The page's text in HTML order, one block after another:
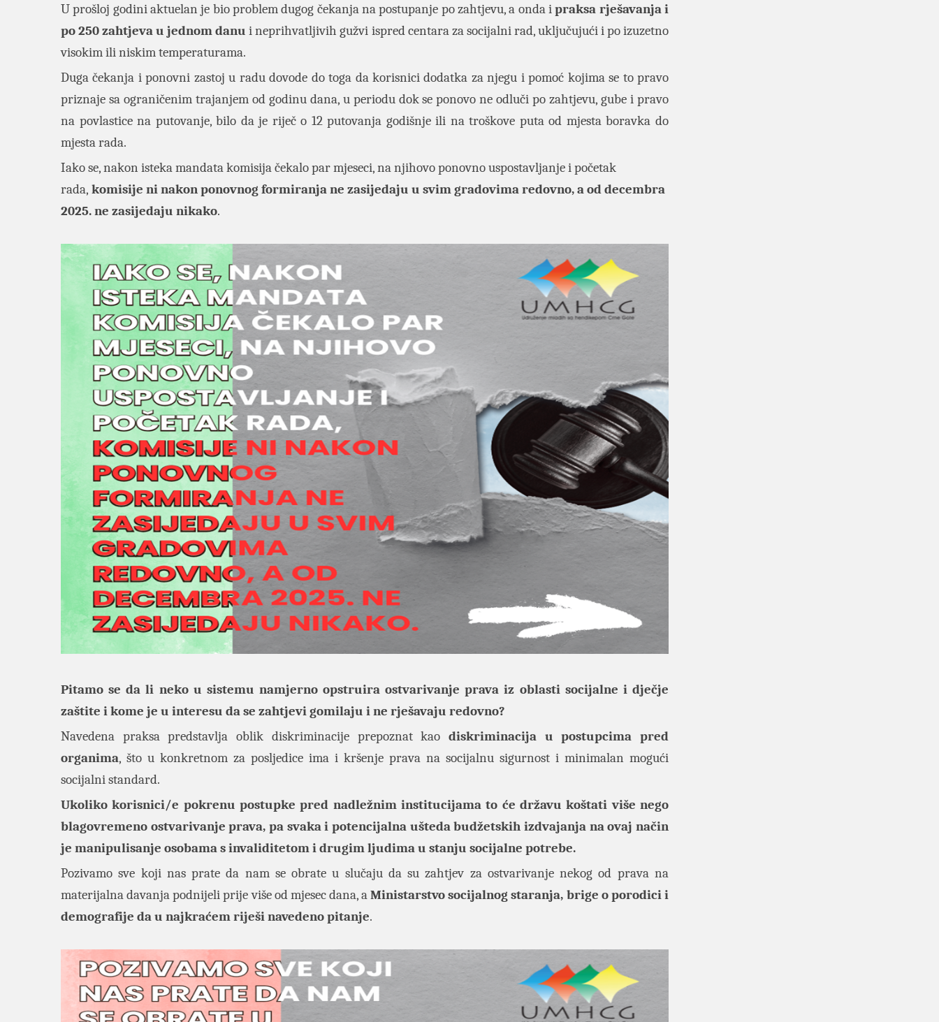
U prošloj godini aktuelan je bio problem dugog čekanja na postupanje po zahtjevu, a onda ipraksa rješavanja i
po 250 zahtjeva u jednom danu i neprihvatljivih gužvi ispred centara za socijalni rad, uključujući i po izuzetno
visokim ili niskim temperaturama.
Duga čekanja i ponovni zastoj u radu dovode do toga da korisnici dodatka za njegu i pomoć kojima se to pravo
priznaje sa ograničenim trajanjem od godinu dana, u periodu dok se ponovo ne odluči po zahtjevu, gube i pravo
na povlastice na putovanje, bilo da je riječ o 12 putovanja godišnje ili na troškove puta od mjesta boravka do
mjesta rada.
Iako se, nakon isteka mandata komisija čekalo par mjeseci, na njihovo ponovno uspostavljanje i početak
rada, komisije ni nakon ponovnog formiranja ne zasijedaju u svim gradovima redovno, a od decembra
2025. ne zasijedaju nikako.
Pitamo se da li neko u sistemu namjerno opstruira ostvarivanje prava iz oblasti socijalne i dječje
zaštite i kome je u interesu da se zahtjevi gomilaju i ne rješavaju redovno?
Navedena praksa predstavlja oblik diskriminacije prepoznat kao diskriminacija u postupcima pred
organima, što u konkretnom za posljedice ima i kršenje prava na socijalnu sigurnost i minimalan mogući
socijalni standard.
Ukoliko korisnici/e pokrenu postupke pred nadležnim institucijama to će državu koštati više nego
blagovremeno ostvarivanje prava, pa svaka i potencijalna ušteda budžetskih izdvajanja na ovaj način
je manipulisanje osobama s invaliditetom i drugim ljudima u stanju socijalne potrebe.
Pozivamo sve koji nas prate da nam se obrate u slučaju da su zahtjev za ostvarivanje nekog od prava na
materijalna davanja podnijeli prije više od mjesec dana, aMinistarstvo socijalnog staranja, brige o porodici i
demografije da u najkraćem riješi navedeno pitanje.